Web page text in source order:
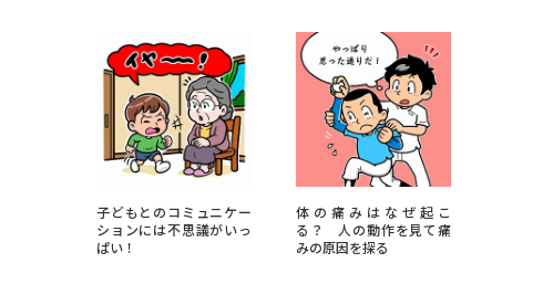
過去問題集
留学・進学関連、塾・予備校
案内」の請求
高等学校卒業程度認定試験
子どもとのコミュニケー
ションには不思議がいっ
ぱい！
体の痛みはなぜ起こ
る？ 人の動作を見て痛
みの原因を探る